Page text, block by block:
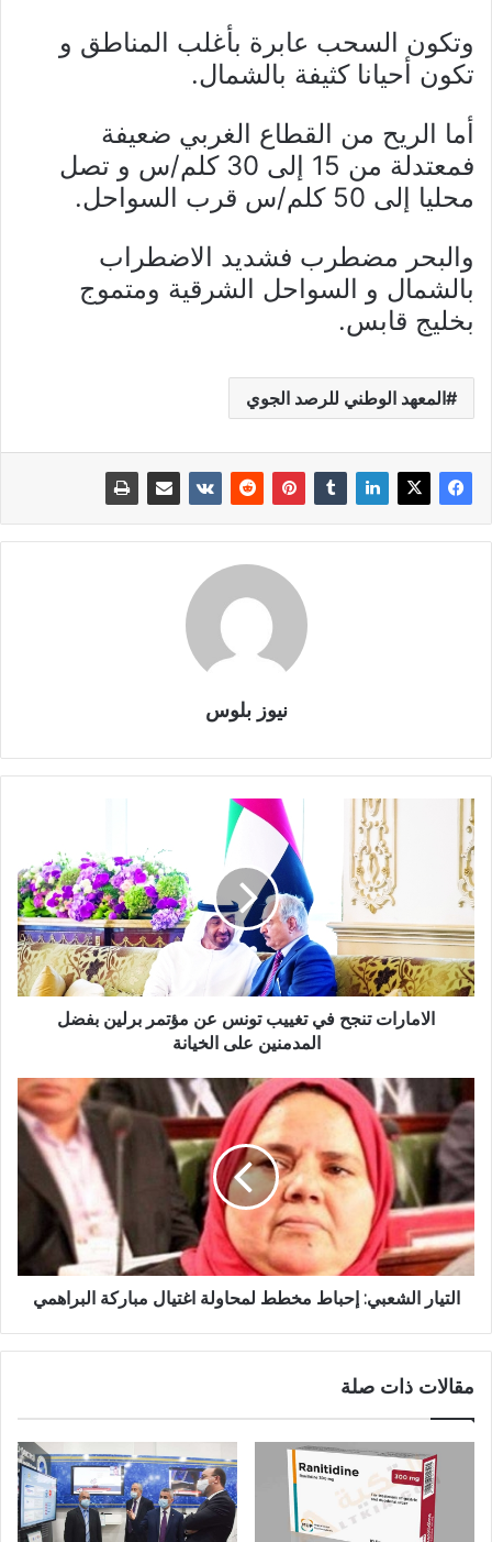
وتكون السحب عابرة بأغلب المناطق و
تكون أحيانا كثيفة بالشمال.
أما الريح من القطاع الغربي ضعيفة
فمعتدلة من 15 إلى 30 كلم/س و تصل
محليا إلى 50 كلم/س قرب السواحل.
والبحر مضطرب فشديد الاضطراب
بالشمال و السواحل الشرقية ومتموج
بخليج قابس.
المعهد الوطني للرصد الجوي
نيوز بلوس
الامارات تنجح في تغييب تونس عن مؤتمر برلين بفضل
المدمنين على الخيانة
التيار الشعبي: إحباط مخطط لمحاولة اغتيال مباركة البراهمي
مقالات ذات صلة